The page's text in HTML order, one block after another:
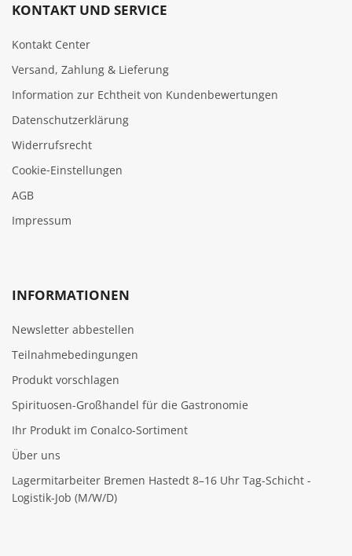
KONTAKT UND SERVICE
Kontakt Center
Versand, Zahlung & Lieferung
Information zur Echtheit von Kundenbewertungen
Datenschutzerklärung
Widerrufsrecht
Cookie‑Einstellungen
AGB
Impressum
INFORMATIONEN
Newsletter abbestellen
Teilnahmebedingungen
Produkt vorschlagen
Spirituosen-Großhandel für die Gastronomie
Ihr Produkt im Conalco-Sortiment
Über uns
Lagermitarbeiter Bremen Hastedt 8–16 Uhr Tag-Schicht -
Logistik-Job (M/W/D)